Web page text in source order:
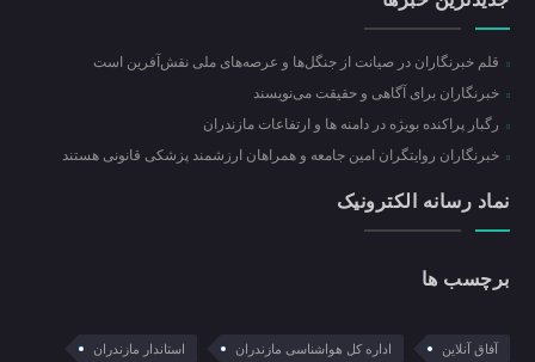
قلم خبرنگاران در صیانت از جنگل‌ها و عرصه‌های ملی نقش‌آفرین است
خبرنگاران برای آگاهی و حقیقت می‌نویسند
رگبار پراکنده بویژه در دامنه ها و ارتفاعات مازندران
خبرنگاران روایتگران امین جامعه و همراهان ارزشمند پزشکی قانونی هستند
نماد رسانه الکترونیک
برچسب ها
آفاق آنلاین اداره کل هواشناسی مازندران استاندار مازندران